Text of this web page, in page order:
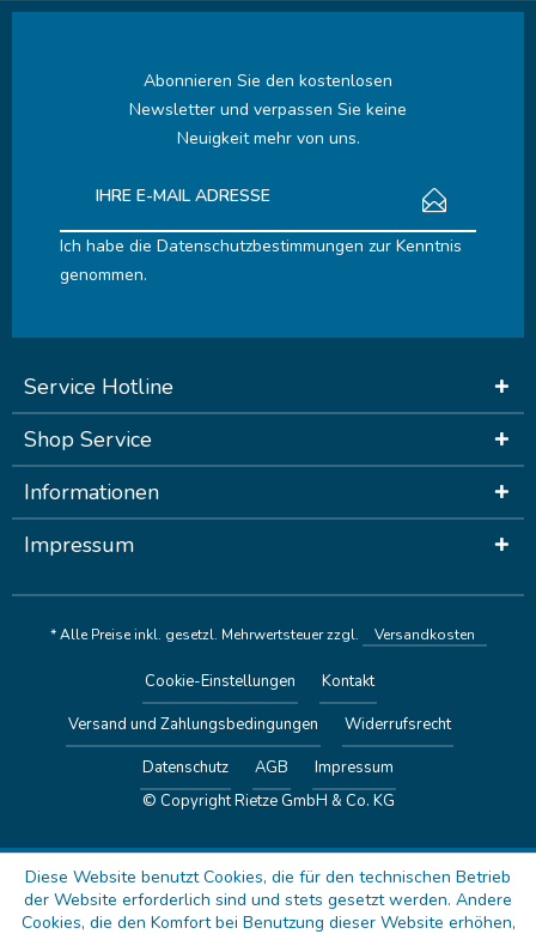
Abonnieren Sie den kostenlosen
Newsletter und verpassen Sie keine
Neuigkeit mehr von uns.
Ich habe die Datenschutzbestimmungen zur Kenntnis
genommen.
Service Hotline
Shop Service
Informationen
Impressum
* Alle Preise inkl. gesetzl. Mehrwertsteuer zzgl. Versandkosten
Cookie-Einstellungen
Kontakt
Versand und Zahlungsbedingungen
Widerrufsrecht
Datenschutz
AGB
Impressum
© Copyright Rietze GmbH & Co. KG
Diese Website benutzt Cookies, die für den technischen Betrieb
der Website erforderlich sind und stets gesetzt werden. Andere
Cookies, die den Komfort bei Benutzung dieser Website erhöhen,